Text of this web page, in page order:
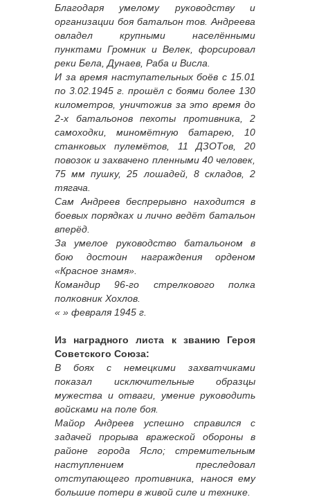
Благодаря умелому руководству и
организации боя батальон тов. Андреева
овладел крупными населёнными
пунктами Громник и Велек, форсировал
реки Бела, Дунаев, Раба и Висла.
И за время наступательных боёв с 15.01
по 3.02.1945 г. прошёл с боями более 130
километров, уничтожив за это время до
2-х батальонов пехоты противника, 2
самоходки, миномётную батарею, 10
станковых пулемётов, 11 ДЗОТов, 20
повозок и захвачено пленными 40 человек,
75 мм пушку, 25 лошадей, 8 складов, 2
тягача.
Сам Андреев беспрерывно находится в
боевых порядках и лично ведёт батальон
вперёд.
За умелое руководство батальоном в
бою достоин награждения орденом
«Красное знамя».
Командир 96-го стрелкового полка
полковник Хохлов.
« » февраля 1945 г.
Из наградного листа к званию Героя
Советского Союза:
В боях с немецкими захватчиками
показал исключительные образцы
мужества и отваги, умение руководить
войсками на поле боя.
Майор Андреев успешно справился с
задачей прорыва вражеской обороны в
районе города Ясло; стремительным
наступлением преследовал
отступающего противника, нанося ему
большие потери в живой силе и технике.